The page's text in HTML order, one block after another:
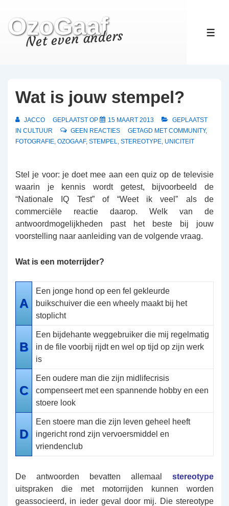
Doorgaan
naar
hoofdinhoud
OzoGaaf
Net even anders
Wat is jouw stempel?
JACCO GEPLAATST OP 15 MAART 2013
GEPLAATST
IN CULTUUR GEEN REACTIES GETAGD MET COMMUNITY,
FOTOGRAFIE, OZOGAAF, STEMPEL, STEREOTYPE, UNICITEIT
Stel je voor: je doet mee aan een quiz op de televisie
waarin je kennis wordt getest, bijvoorbeeld de
“Nationale IQ Test” of “Weet ik veel” als de
commerciële reactie daarop. Welk van de
antwoordmogelijkheden past het beste bij jouw
voorstelling naar aanleiding van de volgende vraag.
Wat is een moterrijder?
A
Een jonge hond op een fel gekleurde
buikschuiver die een wheely maakt bij het
stoplicht
B
Een bijdehante weggebruiker die mij regelmatig
in de file voorbij rijdt en wel op tijd op zijn werk
is
C
Een oudere man die zijn midlifecrisis
compenseert met een spannende hobby en een
stoere look
D
Een stoere man die zijn leven geheel heeft
ingericht rond zijn vervoersmiddel en
vriendenclub
De antwoorden bevatten allemaal stereotype
uitspraken die met motorrijden kunnen worden
geassocieerd, in ieder geval door mij. Die stereotype